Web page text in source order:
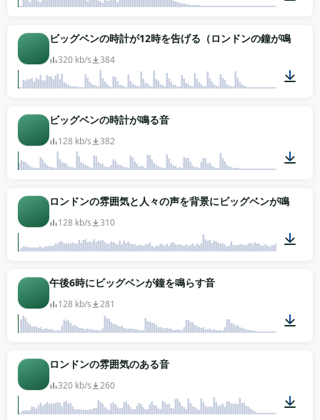
00:22
ビッグベンの時計が12時を告げる（ロンドンの鐘が鳴る）
320 kb/s 384
ビッグベンの時計が鳴る音
128 kb/s 382
00:59
ロンドンの雰囲気と人々の声を背景にビッグベンが鳴り響く
128 kb/s 310
午後6時にビッグベンが鐘を鳴らす音
128 kb/s 281
ロンドンの雰囲気のある音
320 kb/s 260